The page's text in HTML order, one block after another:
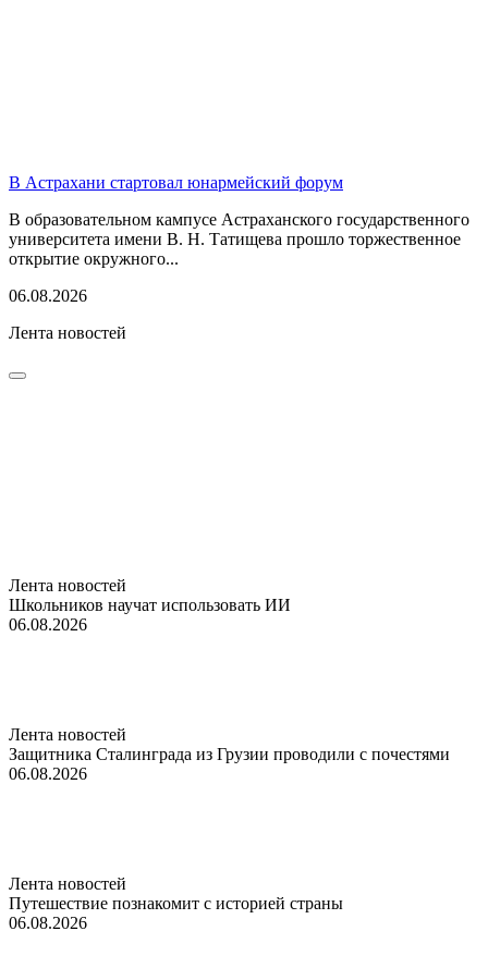
В Астрахани стартовал юнармейский форум
В образовательном кампусе Астраханского государственного
университета имени В. Н. Татищева прошло торжественное
открытие окружного...
06.08.2026
Лента новостей
Лента новостей
Школьников научат использовать ИИ
06.08.2026
Лента новостей
Защитника Сталинграда из Грузии проводили с почестями
06.08.2026
Лента новостей
Путешествие познакомит с историей страны
06.08.2026